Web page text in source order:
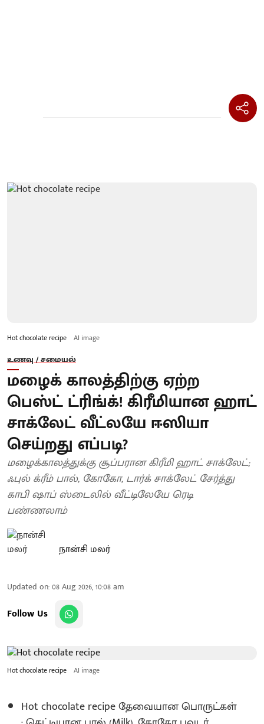
Hot chocolate recipe AI image
உணவு / சமையல்
மழைக் காலத்திற்கு ஏற்ற
பெஸ்ட் ட்ரிங்க்! கிரீமியான ஹாட்
சாக்லேட் வீட்லயே ஈஸியா
செய்றது எப்படி?
மழைக்காலத்துக்கு சூப்பரான கிரீமி ஹாட் சாக்லேட்;
ஃபுல் க்ரீம் பால், கோகோ, டார்க் சாக்லேட் சேர்த்து
காபி ஷாப் ஸ்டைலில் வீட்டிலேயே ரெடி
பண்ணலாம்
நான்சி மலர்
Updated on:08 Aug 2026, 10:08 am
Follow Us
Hot chocolate recipe AI image
Hot chocolate recipe தேவையான பொருட்கள்